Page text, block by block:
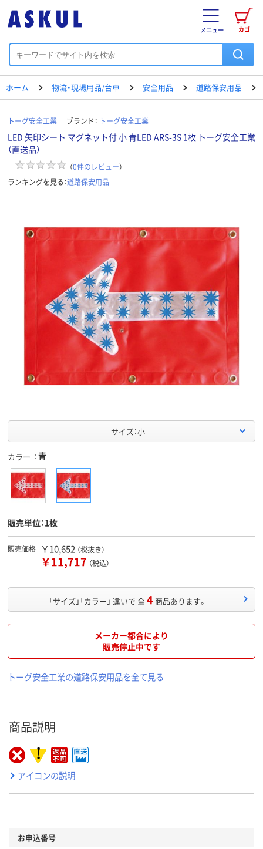
カゴ
メニュー
ホーム 物流・現場用品/台車 安全用品 道路保安用品
トーグ安全工業 ブランド： トーグ安全工業
LED 矢印シート マグネット付 小 青LED ARS-3S 1枚 トーグ安全工業
（直送品）
（0件のレビュー）
ランキングを見る：道路保安用品
サイズ：小
カラー 青
販売単位：1枚
販売価格 ￥10,652 （税抜き）
￥11,717 （税込）
「サイズ」「カラー」 違いで 全4 商品あります。
メーカー都合により
販売停止中です
トーグ安全工業の道路保安用品を全て見る
商品説明
アイコンの説明
お申込番号